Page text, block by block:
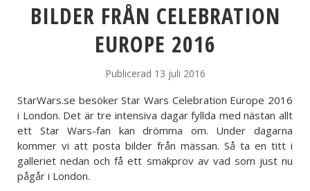
BILDER FRÅN CELEBRATION
EUROPE 2016
Publicerad 13 juli 2016
StarWars.se besöker Star Wars Celebration Europe 2016
i London. Det är tre intensiva dagar fyllda med nästan allt
ett Star Wars-fan kan drömma om. Under dagarna
kommer vi att posta bilder från mässan. Så ta en titt i
galleriet nedan och få ett smakprov av vad som just nu
pågår i London.